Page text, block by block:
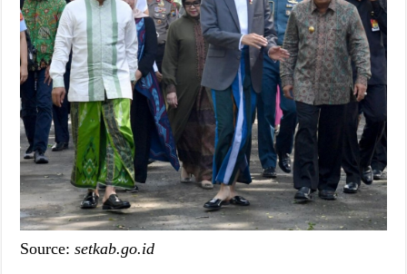
Source:setkab.go.id